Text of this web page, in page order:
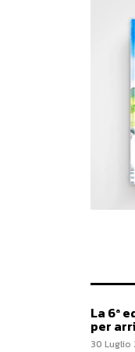
La 6ª
per
30 Luglio